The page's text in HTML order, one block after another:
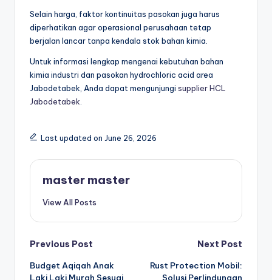
Selain harga, faktor kontinuitas pasokan juga harus
diperhatikan agar operasional perusahaan tetap
berjalan lancar tanpa kendala stok bahan kimia.
Untuk informasi lengkap mengenai kebutuhan bahan
kimia industri dan pasokan hydrochloric acid area
Jabodetabek, Anda dapat mengunjungi supplier HCL
Jabodetabek
Last updated on June 26, 2026
master master
View All Posts
Post
navigation
Previous Post
Budget Aqiqah Anak
Laki Laki Murah Sesuai
Next Post
Rust Protection Mobil:
Solusi Perlindungan